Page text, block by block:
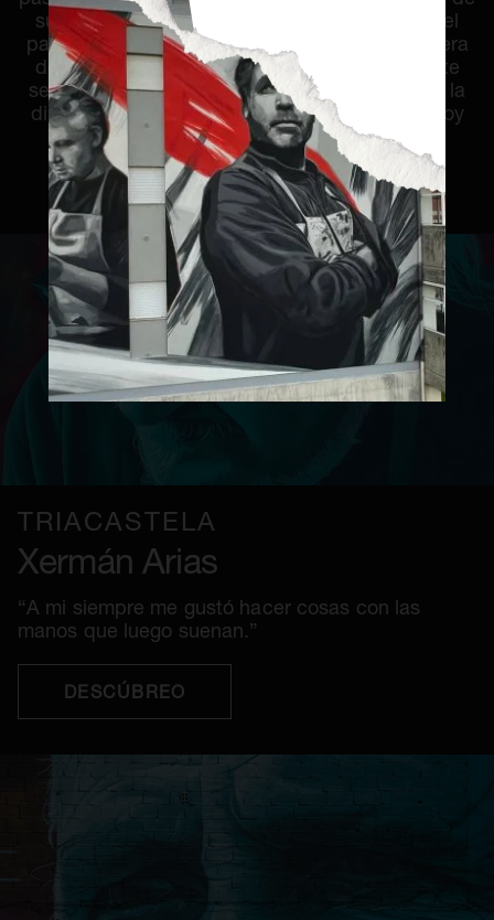
sus pueblos… Una tradición que ha resistido el
paso del tiempo y sigue aún vigente. Una manera
de ser, una filosofía de vida que probablemente
sea la principal causante del reconocimiento y la
dimensión internacional que tiene el Camino hoy
en día.
TRIACASTELA
Xermán Arias
“A mi siempre me gustó hacer cosas con las
manos que luego suenan.”
DESCÚBREO